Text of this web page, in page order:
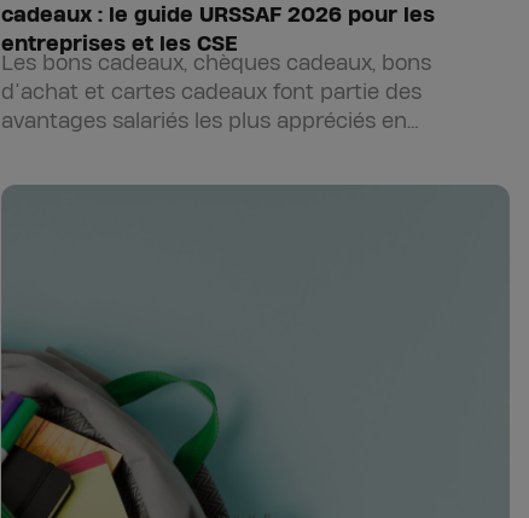
cadeaux : le guide URSSAF 2026 pour les
entreprises et les CSE
Les bons cadeaux, chèques cadeaux, bons
d’achat et cartes cadeaux font partie des
avantages salariés les plus appréciés en